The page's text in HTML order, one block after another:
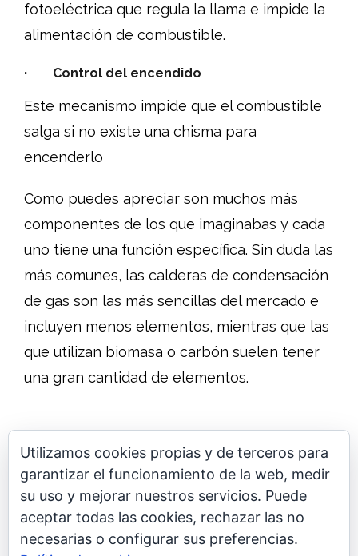
fotoeléctrica que regula la llama e impide la
alimentación de combustible.
· Control del encendido
Este mecanismo impide que el combustible
salga si no existe una chisma para
encenderlo
Como puedes apreciar son muchos más
componentes de los que imaginabas y cada
uno tiene una función específica. Sin duda las
más comunes, las calderas de condensación
de gas son las más sencillas del mercado e
incluyen menos elementos, mientras que las
que utilizan biomasa o carbón suelen tener
una gran cantidad de elementos.
Pide un presupuesto
Utilizamos cookies propias y de terceros para
garantizar el funcionamiento de la web, medir
su uso y mejorar nuestros servicios. Puede
aceptar todas las cookies, rechazar las no
necesarias o configurar sus preferencias.